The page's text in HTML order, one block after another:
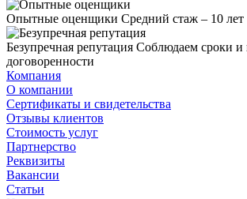
Опытные оценщики Средний стаж – 10 лет
Безупречная репутация Соблюдаем сроки и
договоренности
Компания
О компании
Сертификаты и свидетельства
Отзывы клиентов
Стоимость услуг
Партнерство
Реквизиты
Вакансии
Статьи